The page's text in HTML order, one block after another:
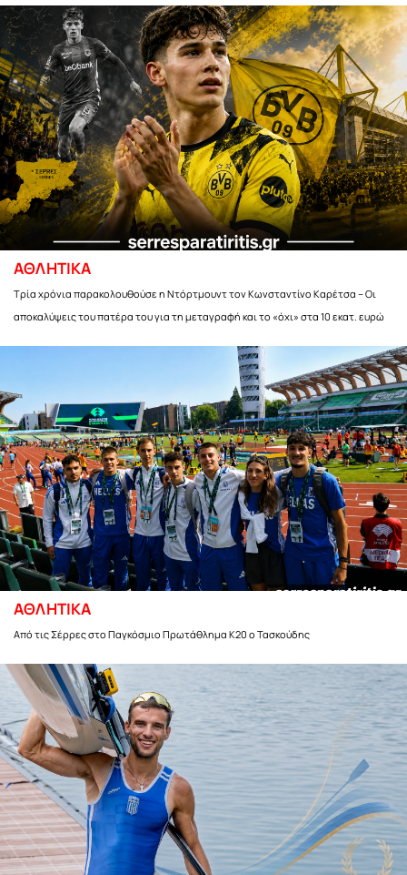
ΑΘΛΗΤΙΚΑ
Τρία χρόνια παρακολουθούσε η Ντόρτμουντ τον Κωνσταντίνο Καρέτσα – Οι
αποκαλύψεις του πατέρα του για τη μεταγραφή και το «όχι» στα 10 εκατ. ευρώ
ΑΘΛΗΤΙΚΑ
Από τις Σέρρες στο Παγκόσμιο Πρωτάθλημα Κ20 ο Τασκούδης